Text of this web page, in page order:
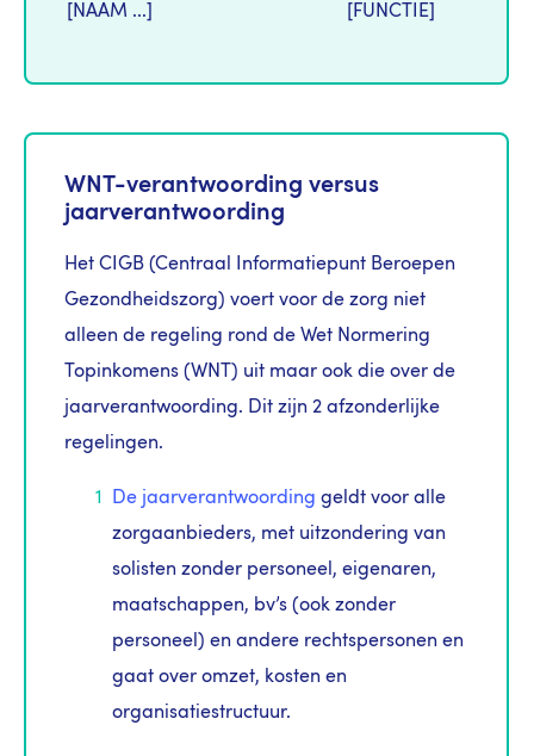
[NAAM ...] [FUNCTIE]
WNT-verantwoording versus
jaarverantwoording
Het CIGB (Centraal Informatiepunt Beroepen
Gezondheidszorg) voert voor de zorg niet
alleen de regeling rond de Wet Normering
Topinkomens (WNT) uit maar ook die over de
jaarverantwoording. Dit zijn 2 afzonderlijke
regelingen.
De jaarverantwoording geldt voor alle
zorgaanbieders, met uitzondering van
solisten zonder personeel, eigenaren,
maatschappen, bv’s (ook zonder
personeel) en andere rechtspersonen en
gaat over omzet, kosten en
organisatiestructuur.